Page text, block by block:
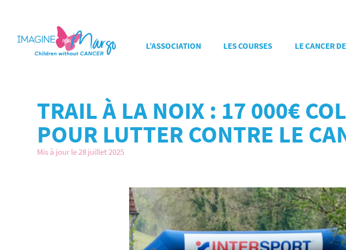
L’ASSOCIATION LES COURSES LE CANCER
TRAIL À LA NOIX : 17 000€
POUR LUTTER CONTRE LE
Mis à jour le 28 juillet 2025